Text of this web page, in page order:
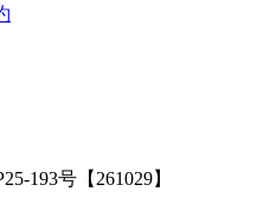
193号【261029】